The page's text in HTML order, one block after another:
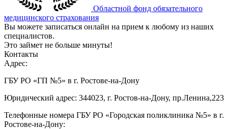
Областной фонд обязательного
медицинского страхования
Вы можете записаться онлайн на прием к любому из наших
специалистов.
Это займет не больше минуты!
Контакты
Адрес:
ГБУ РО «ГП №5» в г. Ростове-на-Дону
Юридический адрес: 344023, г. Ростов-на-Дону, пр.Ленина,223
Телефонные номера ГБУ РО «Городская поликлиника №5» в г.
Ростове-на-Дону: